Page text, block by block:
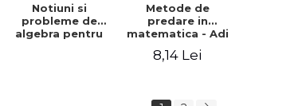
Notiuni si
probleme de
algebra pentru
Metode de
predare in
matematica - Adi
8,14 Lei